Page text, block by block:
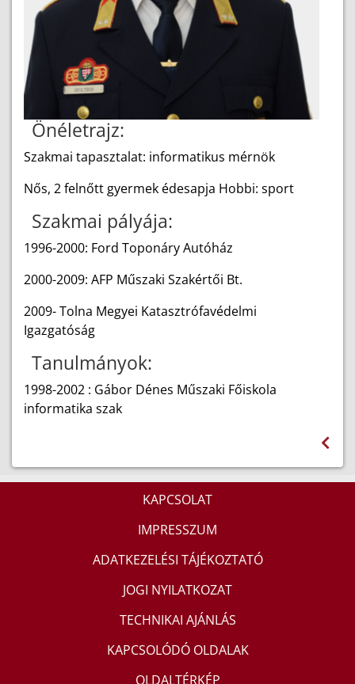
Önéletrajz:
Szakmai tapasztalat: informatikus mérnök
Nős, 2 felnőtt gyermek édesapja Hobbi: sport
Szakmai pályája:
1996-2000: Ford Toponáry Autóház
2000-2009: AFP Műszaki Szakértői Bt.
2009- Tolna Megyei Katasztrófavédelmi
Igazgatóság
Tanulmányok:
1998-2002 : Gábor Dénes Műszaki Főiskola
informatika szak
KAPCSOLAT
IMPRESSZUM
ADATKEZELÉSI TÁJÉKOZTATÓ
JOGI NYILATKOZAT
TECHNIKAI AJÁNLÁS
KAPCSOLÓDÓ OLDALAK
OLDALTÉRKÉP